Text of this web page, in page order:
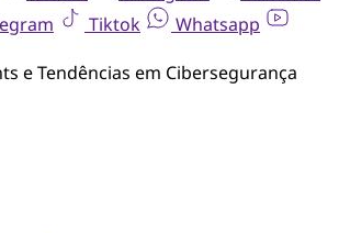
Tiktok
Whatsapp
e Tendências em Cibersegurança